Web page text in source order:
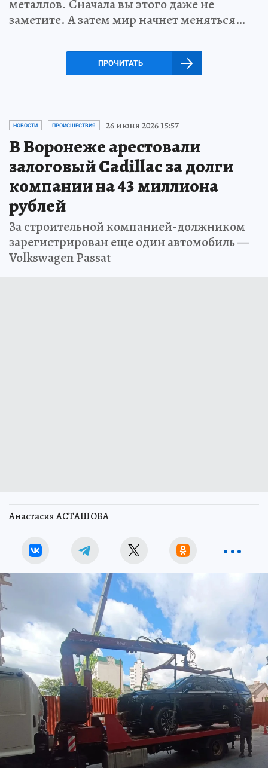
металлов. Сначала вы этого даже не
заметите. А затем мир начнет меняться…
ПРОЧИТАТЬ
НОВОСТИ ПРОИСШЕСТВИЯ 26 июня 2026 15:57
В Воронеже арестовали
залоговый Cadillac за долги
компании на 43 миллиона
рублей
За строительной компанией-должником
зарегистрирован еще один автомобиль —
Volkswagen Passat
Анастасия АСТАШОВА